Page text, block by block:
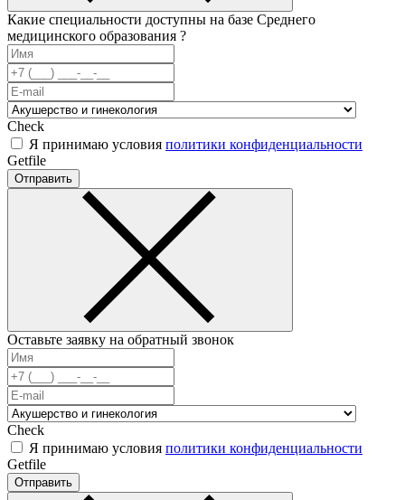
Какие специальности доступны на базе Среднего
медицинского образования ?
Check
Я принимаю условия политики конфиденциальности
Getfile
Отправить
Оставьте заявку на обратный звонок
Check
Я принимаю условия политики конфиденциальности
Getfile
Отправить